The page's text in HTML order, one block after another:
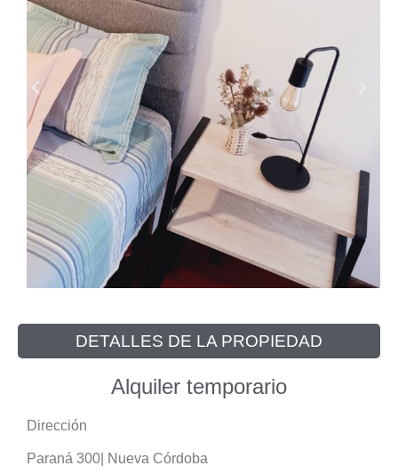
DETALLES DE LA PROPIEDAD
Alquiler temporario
Dirección
Paraná 300| Nueva Córdoba